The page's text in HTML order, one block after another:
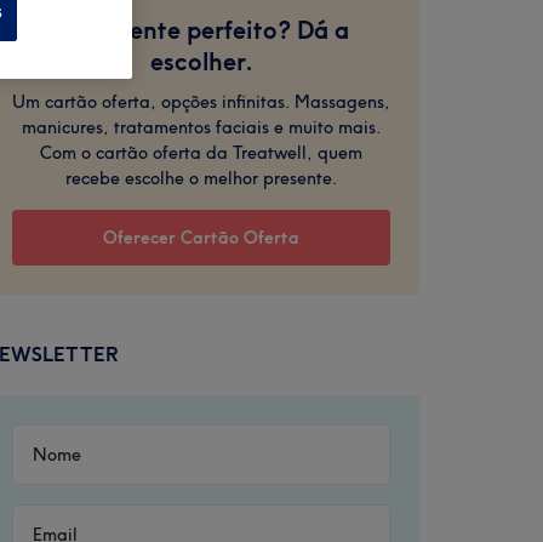
O presente perfeito? Dá a
escolher.
Um cartão oferta, opções infinitas. Massagens,
manicures, tratamentos faciais e muito mais.
Com o cartão oferta da Treatwell, quem
recebe escolhe o melhor presente.
Oferecer Cartão Oferta